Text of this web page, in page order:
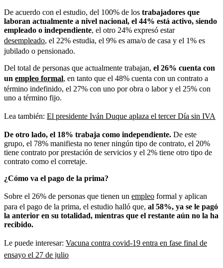
De acuerdo con el estudio, del 100% de los trabajadores que
laboran actualmente a nivel nacional, el 44% está activo, siendo
empleado o independiente, el otro 24% expresó estar
desempleado, el 22% estudia, el 9% es ama/o de casa y el 1% es
jubilado o pensionado.
Del total de personas que actualmente trabajan, el 26% cuenta con
un empleo formal, en tanto que el 48% cuenta con un contrato a
término indefinido, el 27% con uno por obra o labor y el 25% con
uno a término fijo.
Lea también: El presidente Iván Duque aplaza el tercer Día sin IVA
De otro lado, el 18% trabaja como independiente. De este
grupo, el 78% manifiesta no tener ningún tipo de contrato, el 20%
tiene contrato por prestación de servicios y el 2% tiene otro tipo de
contrato como el corretaje.
¿Cómo va el pago de la prima?
Sobre el 26% de personas que tienen un empleo formal y aplican
para el pago de la prima, el estudio halló que, al 58%, ya se le pagó
la anterior en su totalidad, mientras que el restante aún no la ha
recibido.
Le puede interesar: Vacuna contra covid-19 entra en fase final de
ensayo el 27 de julio